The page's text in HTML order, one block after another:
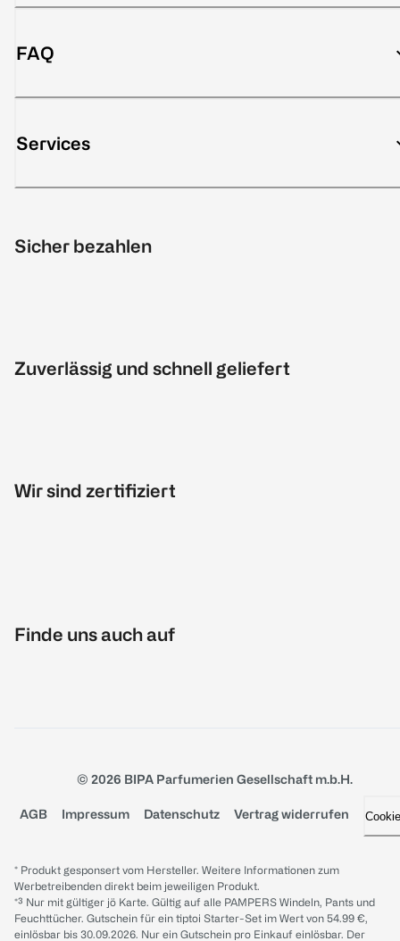
FAQ
Services
Sicher bezahlen
Zuverlässig und schnell geliefert
Wir sind zertifiziert
Finde uns auch auf
© 2026 BIPA Parfumerien Gesellschaft m.b.H.
AGB Impressum Datenschutz Vertrag widerrufen
* Produkt gesponsert vom Hersteller. Weitere Informationen zum
Werbetreibenden direkt beim jeweiligen Produkt.
*³ Nur mit gültiger jö Karte. Gültig auf alle PAMPERS Windeln, Pants und
Feuchttücher. Gutschein für ein tiptoi Starter-Set im Wert von 54.99 €,
einlösbar bis 30.09.2026. Nur ein Gutschein pro Einkauf einlösbar. Der